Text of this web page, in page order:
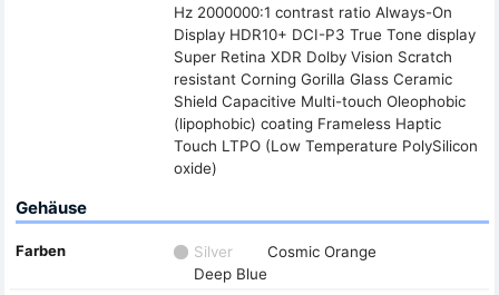
Hz 2000000:1 contrast ratio Always-On
Display HDR10+ DCI-P3 True Tone display
Super Retina XDR Dolby Vision Scratch
resistant Corning Gorilla Glass Ceramic
Shield Capacitive Multi-touch Oleophobic
(lipophobic) coating Frameless Haptic
Touch LTPO (Low Temperature PolySilicon
oxide)
Gehäuse
Farben Silver
Cosmic Orange
Deep Blue